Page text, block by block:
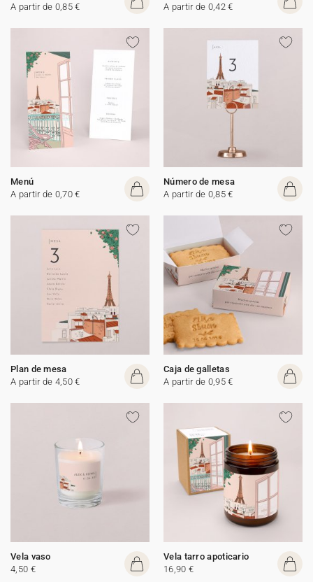
A partir de 0,85 € A partir de 0,42 €
Menú
A partir de 0,70 €
Número de mesa
A partir de 0,85 €
Plan de mesa
A partir de 4,50 €
Caja de galletas
A partir de 0,95 €
Vela vaso
4,50 €
Vela tarro apoticario
16,90 €